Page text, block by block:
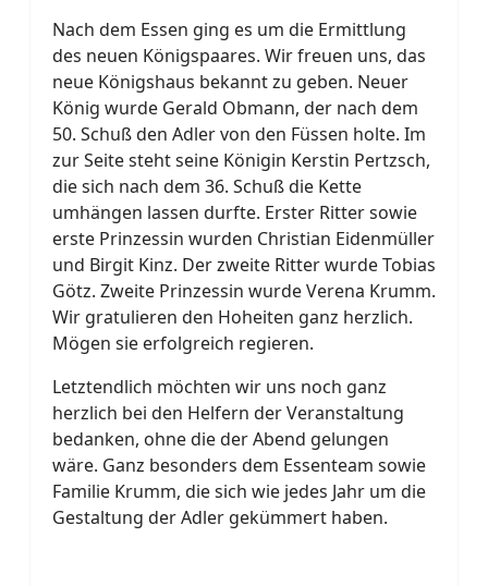
Nach dem Essen ging es um die Ermittlung
des neuen Königspaares. Wir freuen uns, das
neue Königshaus bekannt zu geben. Neuer
König wurde Gerald Obmann, der nach dem
50. Schuß den Adler von den Füssen holte. Im
zur Seite steht seine Königin Kerstin Pertzsch,
die sich nach dem 36. Schuß die Kette
umhängen lassen durfte. Erster Ritter sowie
erste Prinzessin wurden Christian Eidenmüller
und Birgit Kinz. Der zweite Ritter wurde Tobias
Götz. Zweite Prinzessin wurde Verena Krumm.
Wir gratulieren den Hoheiten ganz herzlich.
Mögen sie erfolgreich regieren.
Letztendlich möchten wir uns noch ganz
herzlich bei den Helfern der Veranstaltung
bedanken, ohne die der Abend gelungen
wäre. Ganz besonders dem Essenteam sowie
Familie Krumm, die sich wie jedes Jahr um die
Gestaltung der Adler gekümmert haben.